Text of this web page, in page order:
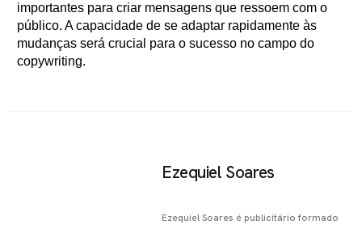
importantes para criar mensagens que ressoem com o
público. A capacidade de se adaptar rapidamente às
mudanças será crucial para o sucesso no campo do
copywriting.
Ezequiel Soares
Ezequiel Soares é publicitário formado